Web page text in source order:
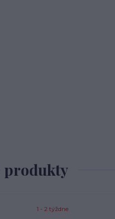
produkty
1 - 2 týždne